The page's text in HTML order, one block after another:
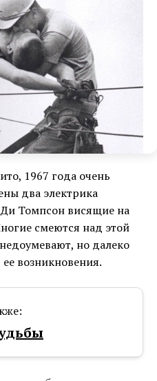
1967 года очень
два электрика
Томпсон висящие на
смеются над этой
но далеко
возникновения.